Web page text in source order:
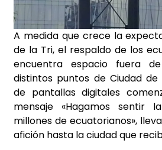
A medida que crece la
de la Tri, el respaldo de los
encuentra espacio fuera
distintos puntos de Ciudad
de pantallas digitales
mensaje «Hagamos sentir
millones de ecuatorianos»,
afición hasta la ciudad que